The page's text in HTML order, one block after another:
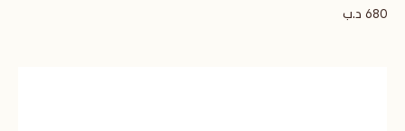
680 د.ب